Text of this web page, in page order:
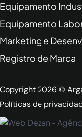
Equipamento
Equipamento
Marketing e
Registro de Marca
Copyright 2026 ©
Políticas de